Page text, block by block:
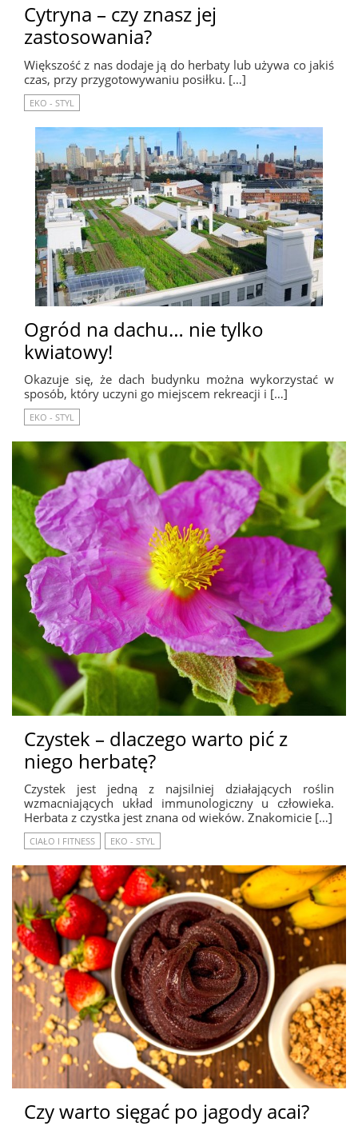
Cytryna – czy znasz jej
zastosowania?
Większość z nas dodaje ją do herbaty lub używa co jakiś
czas, przy przygotowywaniu posiłku. […]
EKO - STYL
Ogród na dachu… nie tylko
kwiatowy!
Okazuje się, że dach budynku można wykorzystać w
sposób, który uczyni go miejscem rekreacji i […]
EKO - STYL
Czystek – dlaczego warto pić z
niego herbatę?
Czystek jest jedną z najsilniej działających roślin
wzmacniających układ immunologiczny u człowieka.
Herbata z czystka jest znana od wieków. Znakomicie […]
CIAŁO I FITNESS EKO - STYL
Czy warto sięgać po jagody acai?